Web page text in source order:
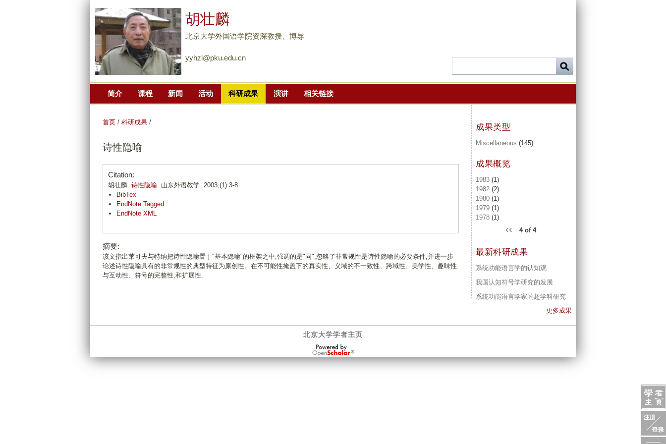
到
主
胡壮麟
北京大学外国语学院资深教授、博导
yyhzl@pku.edu.cn
简介 课程 新闻 活动 科研成果 演讲 相关链接
首页 / 科研成果 /
诗性隐喻
Citation:
胡壮麟. 诗性隐喻. 山东外语教学. 2003;(1):3-8.
BibTex
EndNote Tagged
EndNote XML
摘要:
该文指出莱可夫与特纳把诗性隐喻置于"基本隐喻"的框架之中,强调的是"同",忽略了非常规性是诗性隐喻的必要条件,并进一步
论述诗性隐喻具有的非常规性的典型特征为原创性、在不可能性掩盖下的真实性、义域的不一致性、跨域性、美学性、趣味性
与互动性、符号的完整性,和扩展性.
成果类型
Miscellaneous (145)
成果概览
1983 (1)
1982 (2)
1980 (1)
1979 (1)
1978 (1)
‹‹ 4 of 4
最新科研成果
系统功能语言学的认知观
我国认知符号学研究的发展
系统功能语言学家的超学科研究
更多成果
北京大学学者主页
OpenScholar